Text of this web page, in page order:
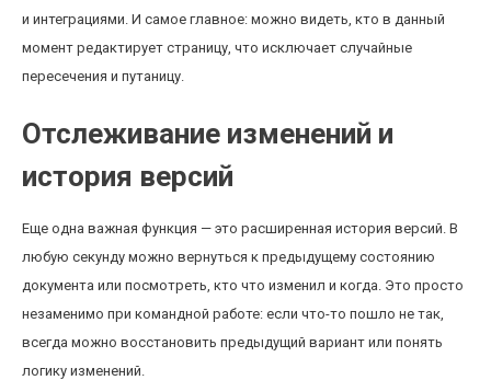
и интеграциями. И самое главное: можно видеть, кто в данный
момент редактирует страницу, что исключает случайные
пересечения и путаницу.
Отслеживание изменений и
история версий
Еще одна важная функция — это расширенная история версий. В
любую секунду можно вернуться к предыдущему состоянию
документа или посмотреть, кто что изменил и когда. Это просто
незаменимо при командной работе: если что-то пошло не так,
всегда можно восстановить предыдущий вариант или понять
логику изменений.